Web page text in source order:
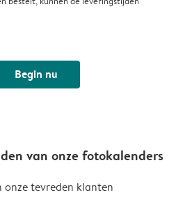
Begin nu
van onze fotokalenders
onze tevreden klanten